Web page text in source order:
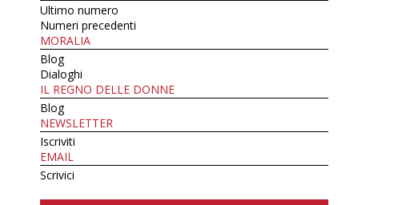
Ultimo numero
Numeri precedenti
MORALIA
Blog
Dialoghi
IL REGNO DELLE DONNE
Blog
NEWSLETTER
Iscriviti
EMAIL
Scrivici